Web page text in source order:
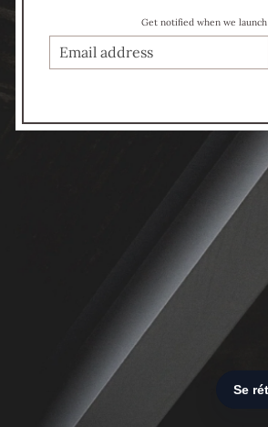
Get notified when we launch
COURRIEL